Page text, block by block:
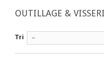
OUTILLAGE &
Tri --